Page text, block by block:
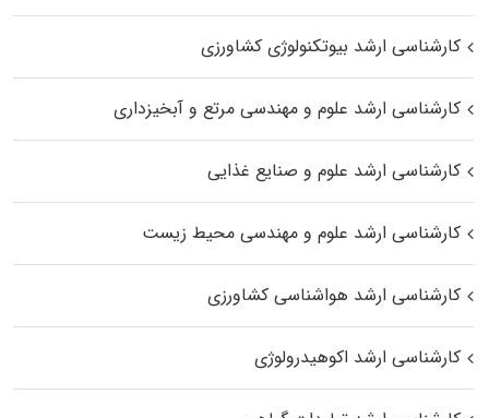
کارشناسی ارشد بیوتکنولوژی کشاورزی
کارشناسی ارشد علوم و مهندسی مرتع و آبخیزداری
کارشناسی ارشد علوم و صنایع غذایی
کارشناسی ارشد علوم و مهندسی محیط زیست
کارشناسی ارشد هواشناسی کشاورزی
کارشناسی ارشد اکوهیدرولوژی